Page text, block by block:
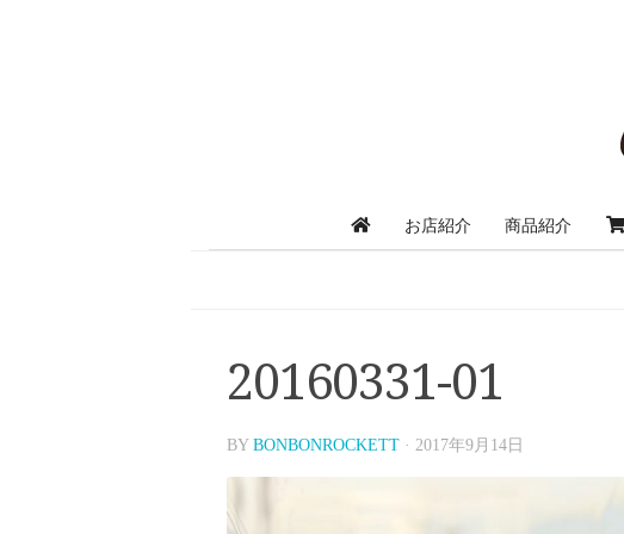
お店紹介 商品紹介
20160331-01
BY BONBONROCKETT · 2017年9月14日